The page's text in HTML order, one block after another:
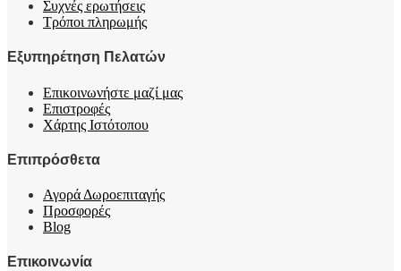
Συχνές ερωτήσεις
Τρόποι πληρωμής
Εξυπηρέτηση Πελατών
Επικοινωνήστε μαζί μας
Επιστροφές
Χάρτης Ιστότοπου
Επιπρόσθετα
Αγορά Δωροεπιταγής
Προσφορές
Blog
Επικοινωνία